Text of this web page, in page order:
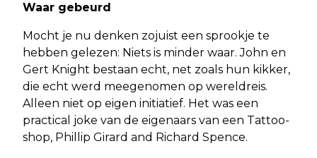
Waar gebeurd
Mocht je nu denken zojuist een sprookje te
hebben gelezen: Niets is minder waar. John en
Gert Knight bestaan echt, net zoals hun kikker,
die echt werd meegenomen op wereldreis.
Alleen niet op eigen initiatief. Het was een
practical joke van de eigenaars van een Tattoo-
shop, Phillip Girard and Richard Spence.